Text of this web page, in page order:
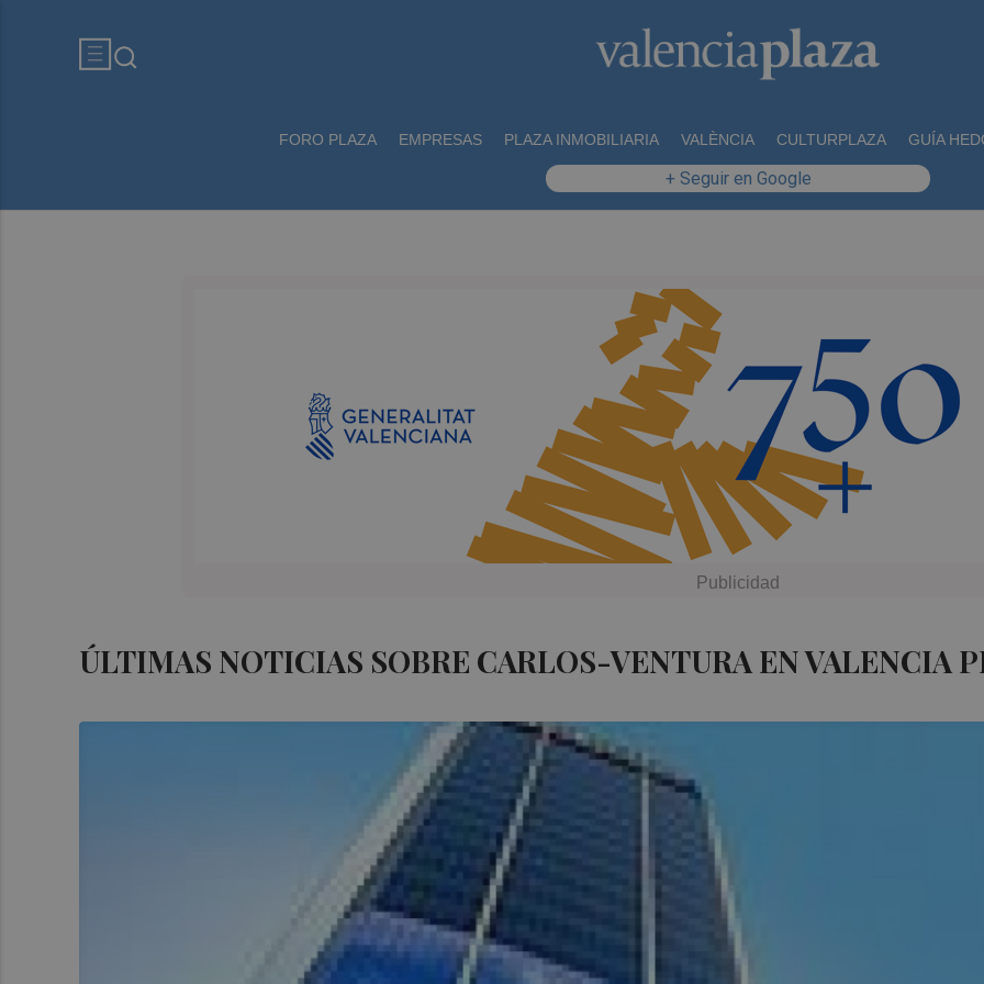
FORO PLAZA EMPRESAS PLAZA INMOBILIARIA VALÈNCIA CULTURPLAZA GUÍA
+ Seguir en Google
ÚLTIMAS NOTICIAS SOBRE CARLOS-VENTURA EN VALENCIA